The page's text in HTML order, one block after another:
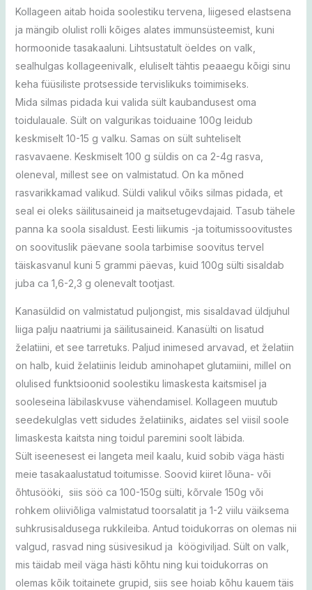
Kollageen aitab hoida soolestiku tervena, liigesed elastsena
ja mängib olulist rolli kõiges alates immunsüsteemist, kuni
hormoonide tasakaaluni. Lihtsustatult öeldes on valk,
sealhulgas kollageenivalk, eluliselt tähtis peaaegu kõigi sinu
keha füüsiliste protsesside tervislikuks toimimiseks.
Mida silmas pidada kui valida sült kaubandusest oma
toidulauale. Sült on valgurikas toiduaine 100g leidub
keskmiselt 10-15 g valku. Samas on sült suhteliselt
rasvavaene. Keskmiselt 100 g süldis on ca 2-4g rasva,
oleneval, millest see on valmistatud. On ka mõned
rasvarikkamad valikud. Süldi valikul võiks silmas pidada, et
seal ei oleks säilitusaineid ja maitsetugevdajaid. Tasub tähele
panna ka soola sisaldust. Eesti liikumis -ja toitumissoovitustes
on soovituslik päevane soola tarbimise soovitus tervel
täiskasvanul kuni 5 grammi päevas, kuid 100g sülti sisaldab
juba ca 1,6-2,3 g olenevalt tootjast.
Kanasüldid on valmistatud puljongist, mis sisaldavad üldjuhul
liiga palju naatriumi ja säilitusaineid. Kanasülti on lisatud
želatiini, et see tarretuks. Paljud inimesed arvavad, et želatiin
on halb, kuid želatiinis leidub aminohapet glutamiini, millel on
olulised funktsioonid soolestiku limaskesta kaitsmisel ja
sooleseina läbilaskvuse vähendamisel. Kollageen muutub
seedekulglas vett sidudes želatiiniks, aidates sel viisil soole
limaskesta kaitsta ning toidul paremini soolt läbida.
Sült iseenesest ei langeta meil kaalu, kuid sobib väga hästi
meie tasakaalustatud toitumisse. Soovid kiiret lõuna- või
õhtusööki, siis söö ca 100-150g sülti, kõrvale 150g või
rohkem oliiviõliga valmistatud toorsalatit ja 1-2 viilu väiksema
suhkrusisaldusega rukkileiba. Antud toidukorras on olemas nii
valgud, rasvad ning süsivesikud ja köögiviljad. Sült on valk,
mis täidab meil väga hästi kõhtu ning kui toidukorras on
olemas kõik toitainete grupid, siis see hoiab kõhu kauem täis